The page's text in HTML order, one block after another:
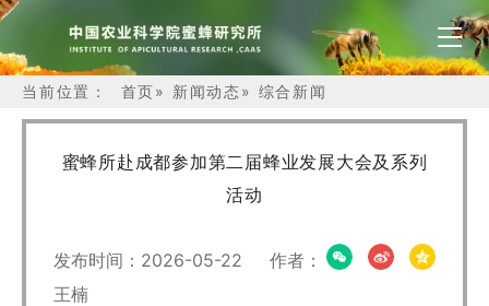
当前位置： 首页» 新闻动态» 综合新闻
蜜蜂所赴成都参加第二届蜂业发展大会及系列
活动
发布时间：2026-05-22 作者：
王楠